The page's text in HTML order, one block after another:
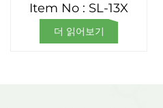
Item No : SL-13X
더 읽어보기